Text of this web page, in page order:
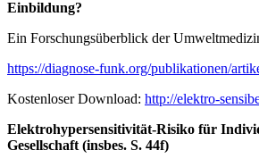
Einbildung?
Ein Forschungsüberblick der
https://diagnose-funk.org/publikationen/
Kostenloser Download: http://elektro-
Elektrohypersensitivität-Risiko für
Gesellschaft (insbes. S. 44f)